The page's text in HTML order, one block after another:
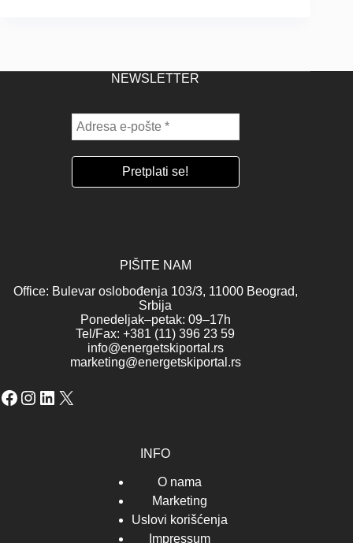
NEWSLETTER
PIŠITE NAM
Office: Bulevar oslobođenja 103/3, 11000 Beograd,
Srbija
Ponedeljak–petak: 09–17h
Tel/Fax: +381 (11) 396 23 59
info@energetskiportal.rs
marketing@energetskiportal.rs
Facebook
Instagram
LinkedIn
X
INFO
O nama
Marketing
Uslovi korišćenja
Impressum